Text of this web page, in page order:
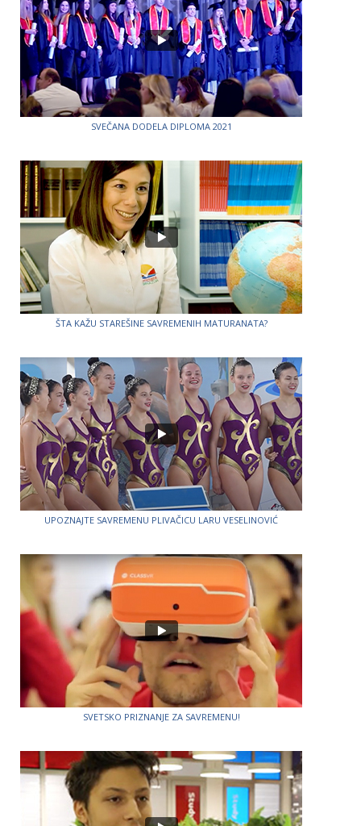
SVEČANA DODELA DIPLOMA 2021
ŠTA KAŽU STAREŠINE SAVREMENIH MATURANATA?
UPOZNAJTE SAVREMENU PLIVAČICU LARU VESELINOVIĆ
SVETSKO PRIZNANJE ZA SAVREMENU!